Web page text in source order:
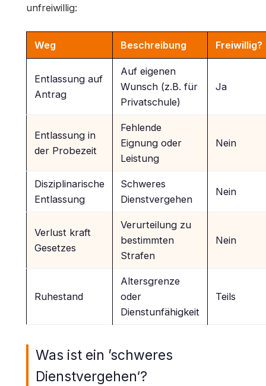
unfreiwillig:
Weg Beschreibung Freiwillig?
Entlassung auf
Antrag
Auf eigenen
Wunsch (z.B. für
Privatschule)
Ja
Entlassung in
der Probezeit
Fehlende
Eignung oder
Leistung
Nein
Disziplinarische
Entlassung
Schweres
Dienstvergehen
Nein
Verlust kraft
Gesetzes
Verurteilung zu
bestimmten
Strafen
Nein
Ruhestand
Altersgrenze
oder
Dienstunfähigkeit
Teils
Was ist ein ’schweres
Dienstvergehen‘?